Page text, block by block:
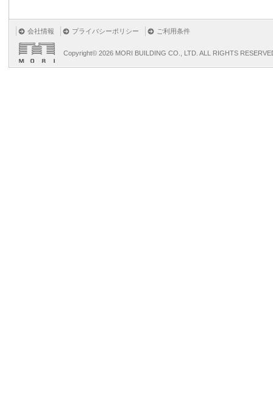
会社情報 プライバシーポリシー ご利用条件
Copyright© 2026 MORI BUILDING CO., LTD. ALL RIGHTS